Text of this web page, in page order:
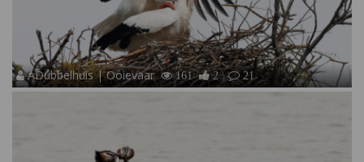
ADubbelhuis | Ooievaar 161 2 21